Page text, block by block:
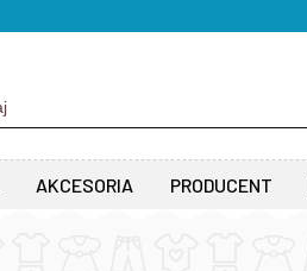
AKCESORIA PRODUCENT